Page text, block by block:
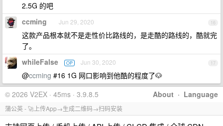
2.5G 的吧
16
ccming Jun 29, 2020
这款产品根本就不是走性价比路线的，是走酷的路线的，酷就完
了。
17
whileFalse OP Jun 30, 2020
@ccming #16 1G 网口影响到他酷的程度了🐶
About · Language
© 2026 V2EX · 45ms · 3.9.8.5
蒲公英 - 🚀上传App→生成二维码→扫码安装